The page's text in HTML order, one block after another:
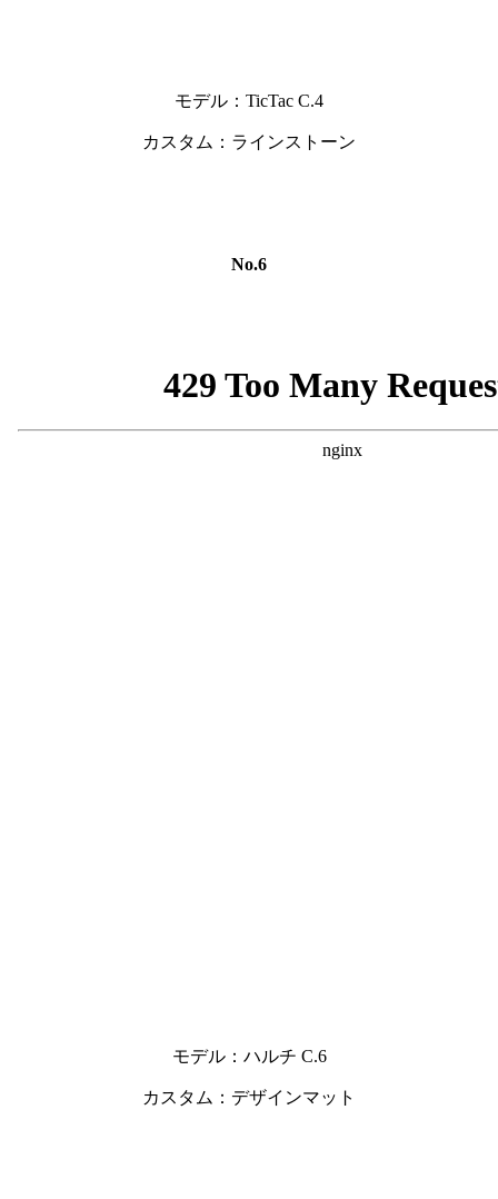
モデル：TicTac C.4
カスタム：ラインストーン
No.6
モデル：ハルチ C.6
カスタム：デザインマット